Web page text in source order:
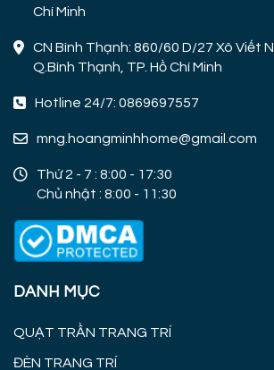
Chí Minh
CN Bình Thạnh: 860/60 D/27 Xô Viết
Q.Bình Thạnh, TP. Hồ Chí Minh
Hotline 24/7: 0869697557
mng.hoangminhhome@gmail.com
Thứ 2 - 7 : 8:00 - 17:30
Chủ nhật : 8:00 - 11:30
DANH MỤC
QUẠT TRẦN TRANG TRÍ
ĐÈN TRANG TRÍ